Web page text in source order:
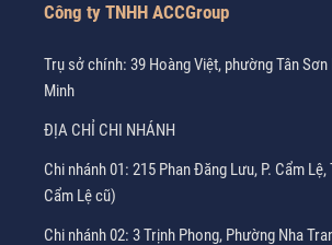
Công ty TNHH ACCGroup
Trụ sở chính: 39 Hoàng Việt, phường Tân Sơn
Minh
ĐỊA CHỈ CHI NHÁNH
Chi nhánh 01: 215 Phan Đăng Lưu, P. Cẩm Lệ,
Cẩm Lệ cũ)
Chi nhánh 02: 3 Trịnh Phong, Phường Nha